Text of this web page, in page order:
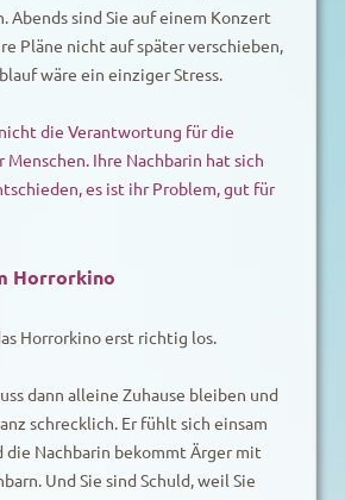
Abends sind Sie auf einem Konzert
Pläne nicht auf später verschieben,
wäre ein einziger Stress.
die Verantwortung für die
Menschen. Ihre Nachbarin hat sich
es ist ihr Problem, gut für
Horrorkino
Horrorkino erst richtig los.
dann alleine Zuhause bleiben und
schrecklich. Er fühlt sich einsam
die Nachbarin bekommt Ärger mit
Und Sie sind Schuld, weil Sie